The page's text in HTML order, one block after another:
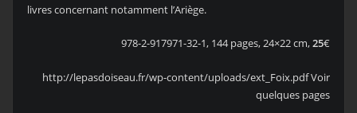
livres concernant notamment l’Ariège.
978-2-917971-32-1, 144 pages, 24×22 cm,25€
http://lepasdoiseau.fr/wp-content/uploads/ext_Foix.pdf Voir
quelques pages